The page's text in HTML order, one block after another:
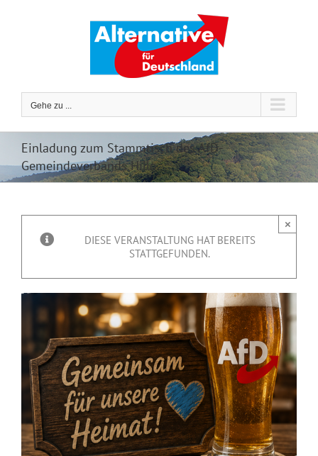
Gehe zu ...
Einladung zum Stammtisch des AfD-
Gemeindeverbands Hille
DIESE VERANSTALTUNG HAT BEREITS
STATTGEFUNDEN.
×